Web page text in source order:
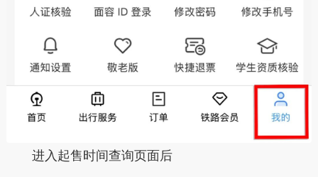
进入起售时间查询页面后